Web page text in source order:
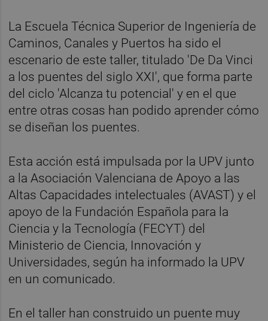
La Escuela Técnica Superior de Ingeniería de
Caminos, Canales y Puertos ha sido el
escenario de este taller, titulado 'De Da Vinci
a los puentes del siglo XXI', que forma parte
del ciclo 'Alcanza tu potencial' y en el que
entre otras cosas han podido aprender cómo
se diseñan los puentes.
Esta acción está impulsada por la UPV junto
a la Asociación Valenciana de Apoyo a las
Altas Capacidades intelectuales (AVAST) y el
apoyo de la Fundación Española para la
Ciencia y la Tecnología (FECYT) del
Ministerio de Ciencia, Innovación y
Universidades, según ha informado la UPV
en un comunicado.
En el taller han construido un puente muy